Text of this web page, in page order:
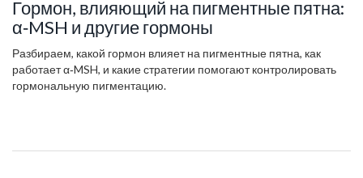
Гормон, влияющий на пигментные пятна:
α‑MSH и другие гормоны
Разбираем, какой гормон влияет на пигментные пятна, как
работает α‑MSH, и какие стратегии помогают контролировать
гормональную пигментацию.